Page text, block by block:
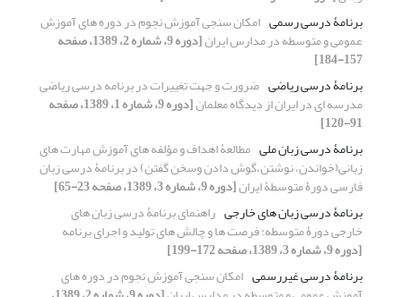
برنامۀ درسی رسمی امکان سنجی آموزش نجوم در دوره های آموزش
عمومی و متوسطه در مدارس ایران [دوره 9، شماره 2، 1389، صفحه
157-184]
برنامۀ درسی ریاضی ضرورت و جهت تغییرات در برنامه درسی ریاضی
مدرسه ای در ایران از دیدگاه معلمان [دوره 9، شماره 1، 1389، صفحه
91-120]
برنامۀ درسی زبان ملی مطالعۀ اهداف و مؤلفه های آموزش مهارت های
زبانی(خواندن، نوشتن،گوش دادن وسخن گفتن) در برنامۀ درسی زبان
فارسی دورۀ متوسطۀ ایران[دوره 9، شماره 3، 1389، صفحه 23-65]
برنامۀ درسی زبان های خارجی راهنمای برنامۀ درسی زبان های
خارجی دورۀ متوسطه: فرصت ها و چالش های تولید و اجرای برنامه
[دوره 9، شماره 3، 1389، صفحه 172-199]
برنامۀ درسی غیررسمی امکان سنجی آموزش نجوم در دوره های